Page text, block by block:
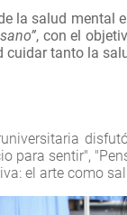
la salud
, con el
cuidar tanto la
para sentir",
el arte como